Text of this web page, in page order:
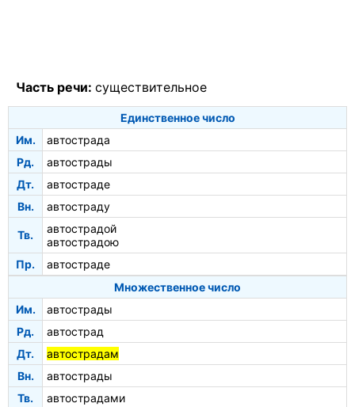
Часть речи: существительное
Единственное число
Им.
автострада
Рд.
автострады
Дт.
автостраде
Вн.
автостраду
Тв.
автострадой
автострадою
Пр.
автостраде
Множественное число
Им.
автострады
Рд.
автострад
Дт.
автострадам
Вн.
автострады
Тв.
автострадами